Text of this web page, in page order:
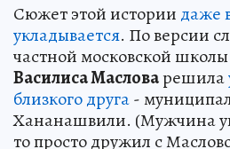
Сюжет этой истории даже
укладывается. По версии
частной московской
Василиса Масловарешила
близкого друга-
Хананашвили. (Мужчина
то просто дружил с